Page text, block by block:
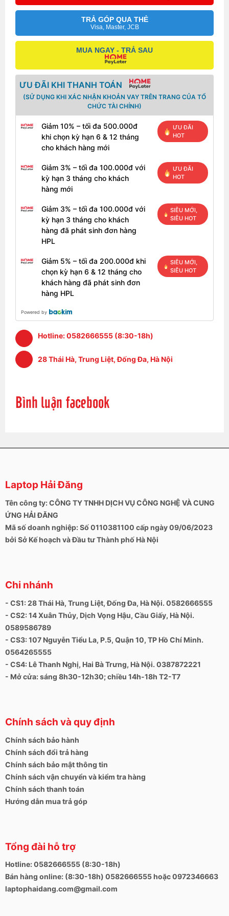
Bàn phím và touchpad Dell Latitude E6540
Vẫn như các dòng máy trước đây, Dell đã trang bị cho
Latitude E6540 một bàn phím được đánh giá rất cao.
Phản hồi khi gõ cũng như tốc độ gõ trong bài thử
truyền thống có thể điều chỉnh chiếu sáng bốn giai
đoạn.
Kích thước touchpad 80 x 43 mm tuy hơi nhỏ nhưng
nhìn chung khi dùng cũng không đem đến bất tiện gì
đáng kể. Thao tác đa điểm chính xác cuộn lên xuống
2 ngón tay, chuyển đổi ứng dụng với 3 ngón tay đều
Nhìn chung trải nghiệm touchpad của máy ở mức tốt.
Màn hình và âm thanh Latitude E6540
Màn cũng được trang bị tấm nền chống chói nên phần
nào giúp bạn khi làm việc ngoài trời râm mát vẫn hiển
cả ThinkPad T530 (166 lux) cũng như Folio 9470m
không có vấn đề gì khi thưởng thức nội dung
Âm thanh của máy to rõ ràng khi thuyết trình trong
một căn phòng nhỏ. Không có độ lệch với âm lượng
lớn, nhưng bạn không nên mong đợi quá nhiều chất
lượng âm thanh. Đánh giá của chúng tôi vệ hệ thống
âm thanh của máy chỉ trên mức trung bình.
cd / m2 thời gian hoạt động của máy là 6h30p thua đôi
Cấu hình và hiệu suất Latitude E6540
Ngoài vi xử lý Intel Core i7-4800MQ là CPU quad-core
nhanh thứ hai dựa trên kiến trúc mới nhất Haswell
mạnh mẽ, máy còn có tùy chọn đi kèm card đồ họa
chuyên dụng AMD Radeon HD 8790M với bộ nhớ 2
chip là 2,7 GHz nhưng nó có thể được nâng lên thông
qua Turbo Boost lên tới 3,7 GHz. Ngoài ra còn có cấu
hình i5 4300M cho các bạn văn phòng.
Ram theo máy là loại DDR3 8 GB ( có thể nâng cấp
tùy chỉnh lên 16Gb) đi kèm ổ cứng SSD 256GB giúp
TRẢ GÓP QUA THẺ
Visa, Master, JCB
MUA NGAY - TRẢ SAU
ƯU ĐÃI KHI THANH TOÁN
(SỬ DỤNG KHI XÁC NHẬN KHOẢN VAY TRÊN TRANG CỦA TỔ
CHỨC TÀI CHÍNH)
Giảm 10% – tối đa 500.000đ
khi chọn kỳ hạn 6 & 12 tháng
cho khách hàng mới
ƯU ĐÃI
HOT
Giảm 3% – tối đa 100.000đ với
kỳ hạn 3 tháng cho khách
hàng mới
ƯU ĐÃI
HOT
Giảm 3% – tối đa 100.000đ với
kỳ hạn 3 tháng cho khách
hàng đã phát sinh đơn hàng
HPL
SIÊU MỚI,
SIÊU HOT
Giảm 5% – tối đa 200.000đ khi
chọn kỳ hạn 6 & 12 tháng cho
khách hàng đã phát sinh đơn
hàng HPL
SIÊU MỚI,
SIÊU HOT
Powered by
Hotline:0582666555 (8:30-18h)
28 Thái Hà, Trung Liệt, Đống Đa, Hà Nội
Bình luận facebook
Laptop Hải Đăng
Tên công ty: CÔNG TY TNHH DỊCH VỤ CÔNG NGHỆ VÀ CUNG
ỨNG HẢI ĐĂNG
Mã số doanh nghiệp: Số 0110381100 cấp ngày 09/06/2023
bởi Sở Kế hoạch và Đầu tư Thành phố Hà Nội
Chi nhánh
- CS1: 28 Thái Hà, Trung Liệt, Đống Đa, Hà Nội. 0582666555
- CS2: 14 Xuân Thủy, Dịch Vọng Hậu, Cầu Giấy, Hà Nội.
0589586789
- CS3: 107 Nguyễn Tiểu La, P.5, Quận 10, TP Hồ Chí Minh.
0564265555
- CS4: Lê Thanh Nghị, Hai Bà Trưng, Hà Nội. 0387872221
- Mở cửa: sáng 8h30-12h30; chiều 14h-18h T2-T7
Chính sách và quy định
Chính sách bảo hành
Chính sách đổi trả hàng
Chính sách bảo mật thông tin
Chính sách vận chuyển và kiểm tra hàng
Chính sách thanh toán
Hướng dẫn mua trả góp
Tổng đài hỗ trợ
Hotline: 0582666555 (8:30-18h)
Bán hàng online: (8:30-18h) 0582666555 hoặc 0972346663
laptophaidang.com@gmail.com